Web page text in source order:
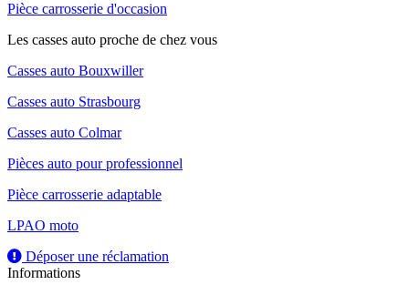
Pièce carrosserie d'occasion
Les casses auto proche de chez vous
Casses auto Bouxwiller
Casses auto Strasbourg
Casses auto Colmar
Pièces auto pour professionnel
Pièce carrosserie adaptable
LPAO moto
Déposer une réclamation
Informations